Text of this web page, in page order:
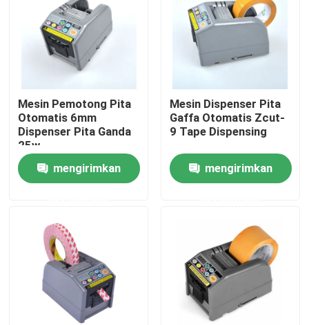
Tentang kami
Tur Pabrik
Kontrol kualitas
Hubungi kami
Berita
Dispenser Pita Listrik
Dispenser Pita Putar
Dispenser Pita Otomatis
Mesin Pemotong Pita
Otomatis 6mm
Dispenser Pita Ganda
25w
mengirimkan
Mesin Dispenser Pita
Gaffa Otomatis Zcut-
9 Tape Dispensing
mengirimkan